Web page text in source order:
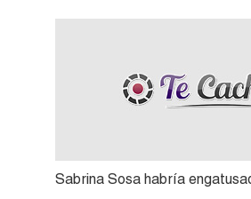
Sabrina Sosa habría